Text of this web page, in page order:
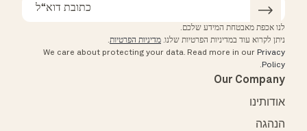
לנו אכפת מאבטחת המידע שלכם.
ניתן לקרוא עוד במדיניות הפרטיות שלנו.מדיניות הפרטיות.
We care about protecting your data.
Read more in ourPrivacy
Policy
.
Our Company
אודותינו
הנהגה